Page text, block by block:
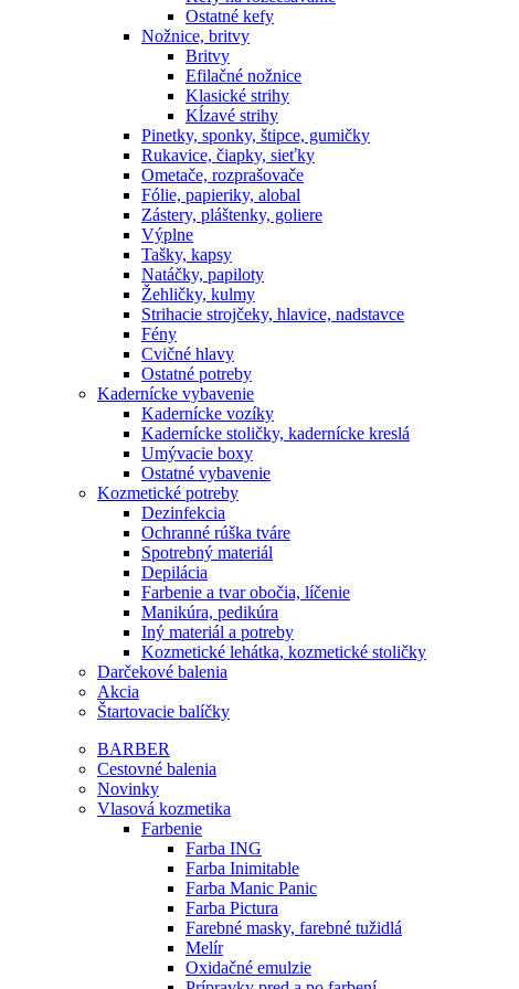
Ostatné kefy
Nožnice, britvy
Britvy
Efilačné nožnice
Klasické strihy
Kĺzavé strihy
Pinetky, sponky, štipce, gumičky
Rukavice, čiapky, sieťky
Ometače, rozprašovače
Fólie, papieriky, alobal
Zástery, pláštenky, goliere
Výplne
Tašky, kapsy
Natáčky, papiloty
Žehličky, kulmy
Strihacie strojčeky, hlavice, nadstavce
Fény
Cvičné hlavy
Ostatné potreby
Kadernícke vybavenie
Kadernícke vozíky
Kadernícke stoličky, kadernícke kreslá
Umývacie boxy
Ostatné vybavenie
Kozmetické potreby
Dezinfekcia
Ochranné rúška tváre
Spotrebný materiál
Depilácia
Farbenie a tvar obočia, líčenie
Manikúra, pedikúra
Iný materiál a potreby
Kozmetické lehátka, kozmetické stoličky
Darčekové balenia
Akcia
Štartovacie balíčky
BARBER
Cestovné balenia
Novinky
Vlasová kozmetika
Farbenie
Farba ING
Farba Inimitable
Farba Manic Panic
Farba Pictura
Farebné masky, farebné tužidlá
Melír
Oxidačné emulzie